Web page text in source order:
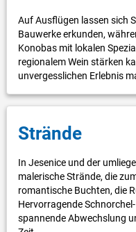
Auf Ausflügen lassen sich
Bauwerke erkunden,
Konobas mit lokalen
regionalem Wein stärken
unvergesslichen Erlebnis
Strände
In Jesenice und der
malerische Strände, die
romantische Buchten, die
Hervorragende
spannende Abwechslung